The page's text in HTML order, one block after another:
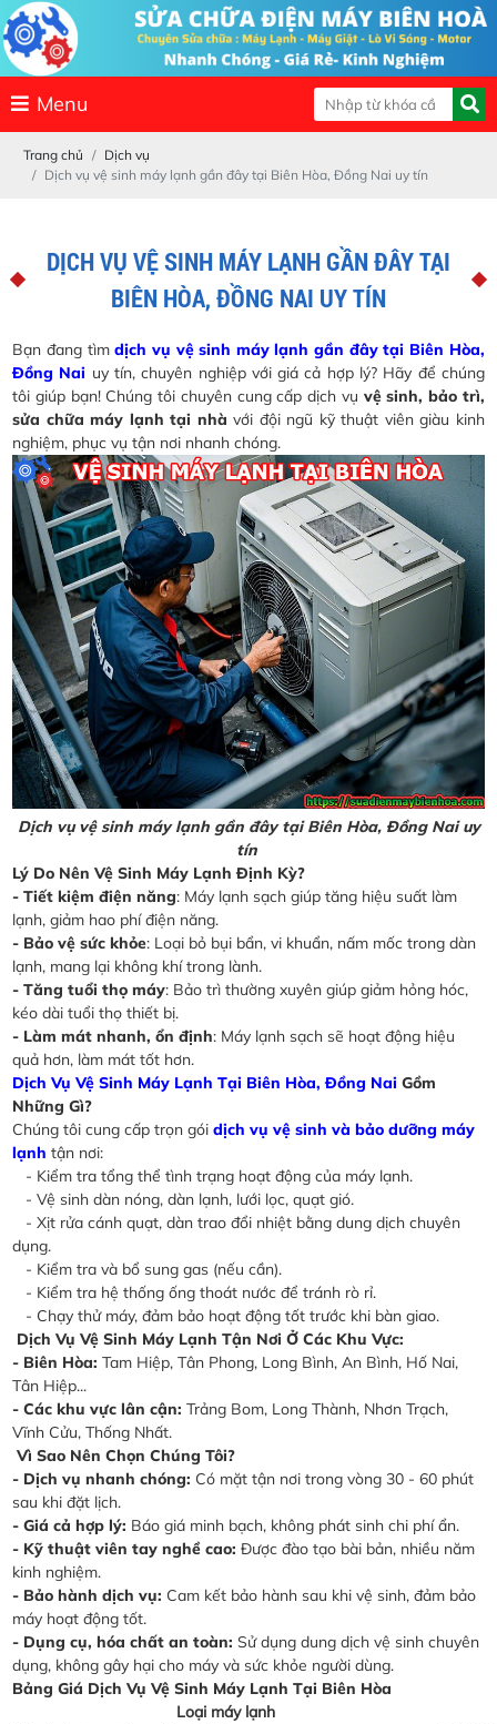
Menu
Trang chủ
Dịch vụ
Dịch vụ vệ sinh máy lạnh gần đây tại Biên Hòa, Đồng Nai uy tín
DỊCH VỤ VỆ SINH MÁY LẠNH GẦN ĐÂY TẠI
BIÊN HÒA, ĐỒNG NAI UY TÍN
Bạn đang tìmdịch vụ vệ sinh máy lạnh gần đây tại Biên Hòa,
Đồng Nai uy tín, chuyên nghiệp với giá cả hợp lý? Hãy để chúng
tôi giúp bạn! Chúng tôi chuyên cung cấp dịch vụ vệ sinh, bảo trì,
sửa chữa máy lạnh tại nhà với đội ngũ kỹ thuật viên giàu kinh
nghiệm, phục vụ tận nơi nhanh chóng.
Dịch vụ vệ sinh máy lạnh gần đây tại Biên Hòa, Đồng Nai uy
tín
Lý Do Nên Vệ Sinh Máy Lạnh Định Kỳ?
- Tiết kiệm điện năng: Máy lạnh sạch giúp tăng hiệu suất làm
lạnh, giảm hao phí điện năng.
- Bảo vệ sức khỏe: Loại bỏ bụi bẩn, vi khuẩn, nấm mốc trong dàn
lạnh, mang lại không khí trong lành.
- Tăng tuổi thọ máy: Bảo trì thường xuyên giúp giảm hỏng hóc,
kéo dài tuổi thọ thiết bị.
- Làm mát nhanh, ổn định: Máy lạnh sạch sẽ hoạt động hiệu
quả hơn, làm mát tốt hơn.
Dịch Vụ Vệ Sinh Máy Lạnh Tại Biên Hòa, Đồng Nai Gồm
Những Gì?
Chúng tôi cung cấp trọn góidịch vụ vệ sinh và bảo dưỡng máy
lạnh tận nơi:
- Kiểm tra tổng thể tình trạng hoạt động của máy lạnh.
- Vệ sinh dàn nóng, dàn lạnh, lưới lọc, quạt gió.
- Xịt rửa cánh quạt, dàn trao đổi nhiệt bằng dung dịch chuyên
dụng.
- Kiểm tra và bổ sung gas (nếu cần).
- Kiểm tra hệ thống ống thoát nước để tránh rò rỉ.
- Chạy thử máy, đảm bảo hoạt động tốt trước khi bàn giao.
Dịch Vụ Vệ Sinh Máy Lạnh Tận Nơi Ở Các Khu Vực:
- Biên Hòa: Tam Hiệp, Tân Phong, Long Bình, An Bình, Hố Nai,
Tân Hiệp...
- Các khu vực lân cận: Trảng Bom, Long Thành, Nhơn Trạch,
Vĩnh Cửu, Thống Nhất.
Vì Sao Nên Chọn Chúng Tôi?
- Dịch vụ nhanh chóng: Có mặt tận nơi trong vòng 30 - 60 phút
sau khi đặt lịch.
- Giá cả hợp lý: Báo giá minh bạch, không phát sinh chi phí ẩn.
- Kỹ thuật viên tay nghề cao: Được đào tạo bài bản, nhiều năm
kinh nghiệm.
- Bảo hành dịch vụ: Cam kết bảo hành sau khi vệ sinh, đảm bảo
máy hoạt động tốt.
- Dụng cụ, hóa chất an toàn: Sử dụng dung dịch vệ sinh chuyên
dụng, không gây hại cho máy và sức khỏe người dùng.
Bảng Giá Dịch Vụ Vệ Sinh Máy Lạnh Tại Biên Hòa
Loại máy lạnh